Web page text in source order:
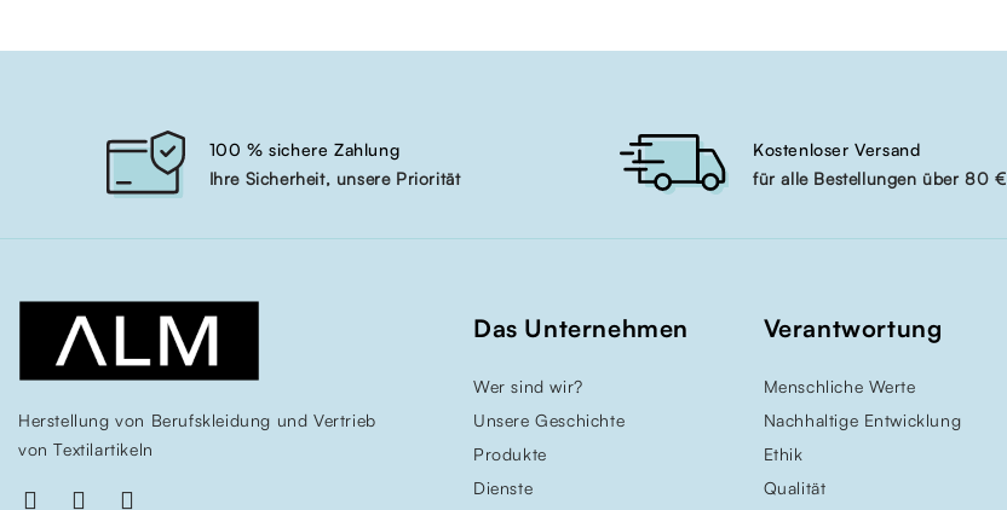
100 % sichere Zahlung
Ihre Sicherheit, unsere Priorität
Kostenloser Versand
für alle Bestellungen über 80 €
Herstellung von Berufskleidung und Vertrieb
von Textilartikeln
Das Unternehmen
Wer sind wir?
Unsere Geschichte
Produkte
Dienste
Verantwortung
Menschliche Werte
Nachhaltige Entwicklung
Ethik
Qualität